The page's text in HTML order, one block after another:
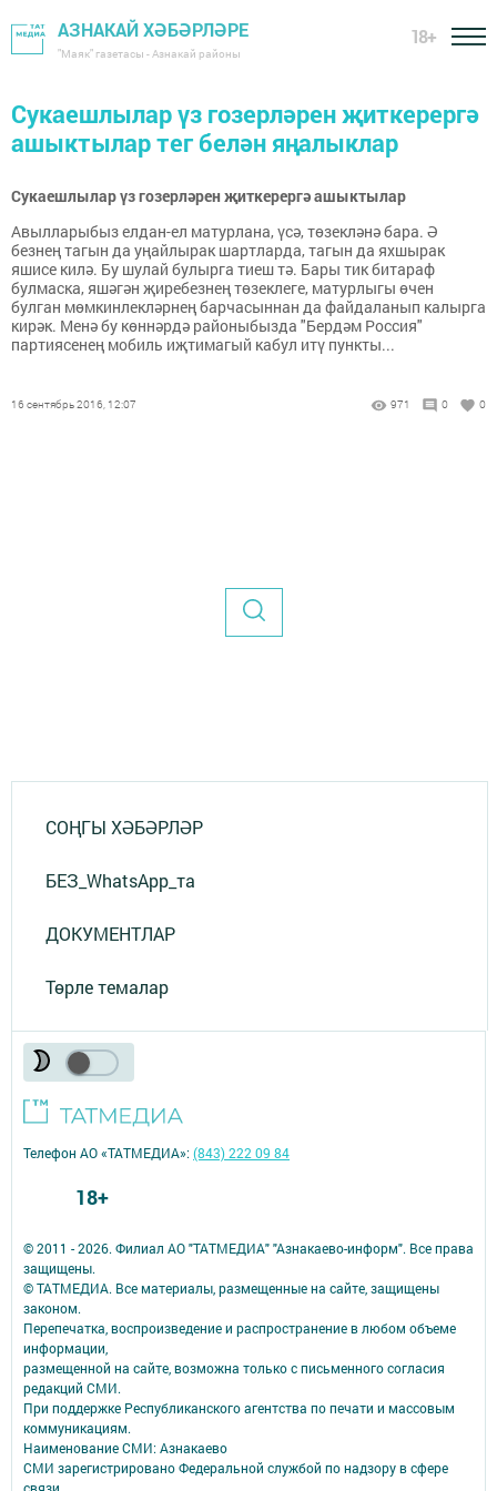
АЗНАКАЙ ХӘБӘРЛӘРЕ
"Маяк" газетасы - Азнакай районы
18+
Сукаешлылар үз гозерләрен җиткерергә
ашыктылар тег белән яңалыклар
Сукаешлылар үз гозерләрен җиткерергә ашыктылар
Авылларыбыз елдан-ел матурлана, үсә, төзекләнә бара. Ә
безнең тагын да уңайлырак шартларда, тагын да яхшырак
яшисе килә. Бу шулай булырга тиеш тә. Бары тик битараф
булмаска, яшәгән җиребезнең төзеклеге, матурлыгы өчен
булган мөмкинлекләрнең барчасыннан да файдаланып калырга
кирәк. Менә бу көннәрдә районыбызда "Бердәм Россия"
партиясенең мобиль иҗтимагый кабул итү пункты...
16 сентябрь 2016, 12:07 971 0 0
СОҢГЫ ХӘБӘРЛӘР
БЕЗ_WhatsApp_та
ДОКУМЕНТЛАР
Төрле темалар
© 2011 - 2026. Филиал АО "ТАТМЕДИА" "Азнакаево-информ". Все права
защищены.
© ТАТМЕДИА. Все материалы, размещенные на сайте, защищены
законом.
Перепечатка, воспроизведение и распространение в любом объеме
информации,
размещенной на сайте, возможна только с письменного согласия
редакций СМИ.
При поддержке Республиканского агентства по печати и массовым
коммуникациям.
Наименование СМИ: Азнакаево
СМИ зарегистрировано Федеральной службой по надзору в сфере
Телефон АО «ТАТМЕДИА»:(843) 222 09 84
18+